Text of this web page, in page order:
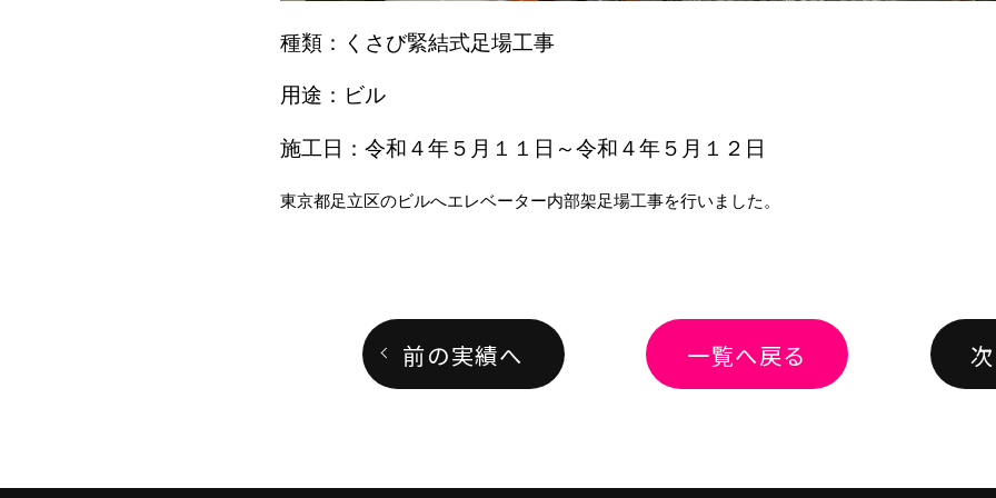
種類：くさび緊結式足場工事
用途：ビル
施工日：令和４年５月１１日～令和４年５月１２日
東京都足立区のビルへエレベーター内部架足場工事を行いました。
前の実績へ 一覧へ戻る